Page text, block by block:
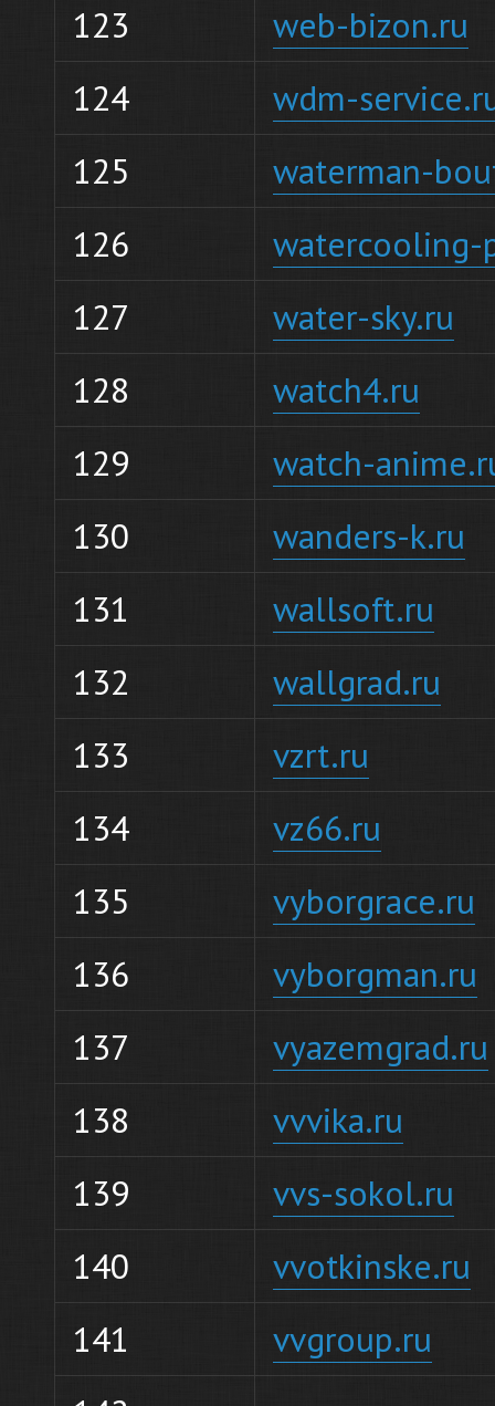
123
web-bizon.ru
124
wdm-
125
waterman-
126
watercooling-
127
water-sky.ru
128
watch4.ru
129
watch-
130
wanders-k.ru
131
wallsoft.ru
132
wallgrad.ru
133
vzrt.ru
134
vz66.ru
135
vyborgrace.ru
136
vyborgman.ru
137
vyazemgrad.ru
138
vvvika.ru
139
vvs-sokol.ru
140
vvotkinske.ru
141
vvgroup.ru